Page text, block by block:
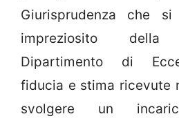
Giurisprudenza che
impreziosito
Dipartimento di
fiducia e stima ricevute
svolgere un